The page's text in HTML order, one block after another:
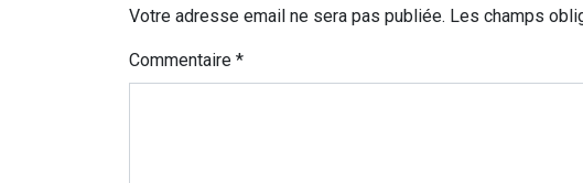
Votre adresse email ne sera pas publiée. Les champs
Commentaire *